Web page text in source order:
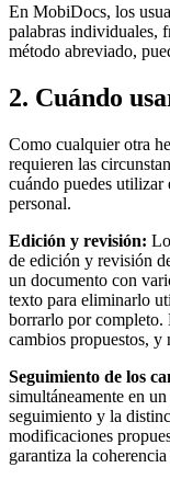
En MobiDocs, los
palabras individuales,
método abreviado,
2. Cuándo
Como cualquier otra
requieren las
cuándo puedes utilizar
personal.
Edición y revisión:
de edición y revisión
un documento con
texto para eliminarlo
borrarlo por completo.
cambios propuestos, y
Seguimiento de los
simultáneamente en
seguimiento y la
modificaciones
garantiza la